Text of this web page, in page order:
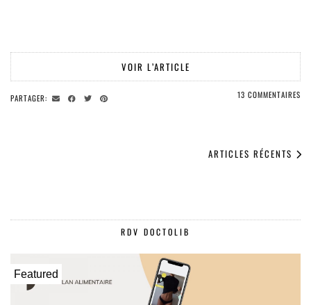
VOIR L’ARTICLE
PARTAGER: 13 COMMENTAIRES
ARTICLES RÉCENTS
RDV DOCTOLIB
Featured